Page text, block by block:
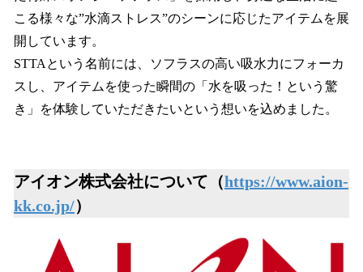
こる様々な”水滴ストレス”のシーンに応じたアイテムを展
開しています。
STTAという名前には、ソフラスの高い吸水力にフォーカ
スし、アイテムを使った瞬間の「水を吸った！という驚
き」を体験していただきたいという想いを込めました。
アイオン株式会社について（https://www.aion-
kk.co.jp/）